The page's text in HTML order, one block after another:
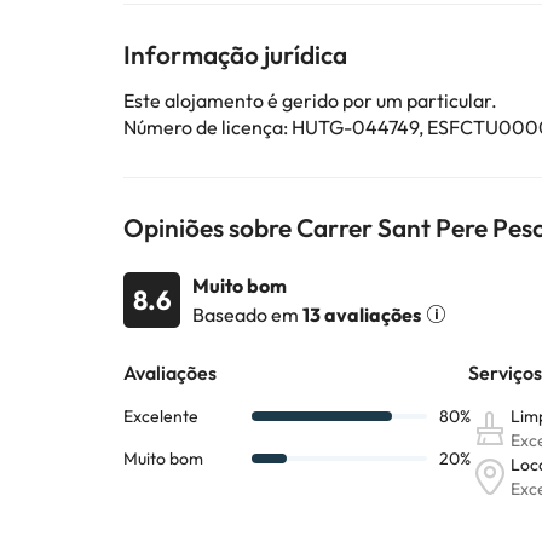
sujeitas a alterações por parte do alojamento. Se
Informação jurídica
Este alojamento é gerido por um particular.
Número de licença: HUTG-044749,
Opiniões sobre Carrer Sant Pere
8.6
Muito bom
Baseado em 13 avaliações